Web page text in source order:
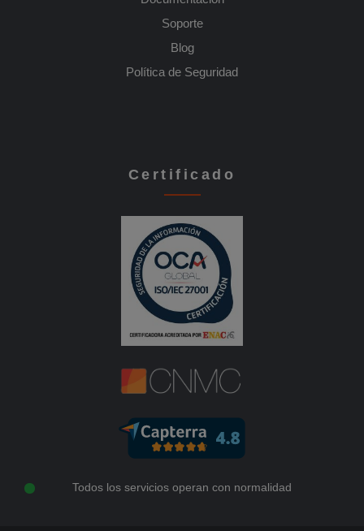
Soporte
Blog
Política de Seguridad
Certificado
Todos los servicios operan con normalidad